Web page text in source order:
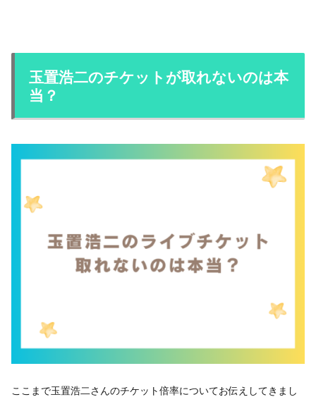
玉置浩二のチケットが取れないのは本
当？
ここまで玉置浩二さんのチケット倍率についてお伝えしてきまし